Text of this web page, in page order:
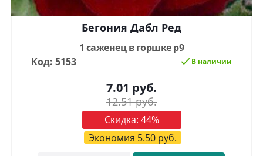
Бегония Дабл Ред
1 саженец в горшке р9
Код: 5153
В наличии
7.01 руб.
12.51руб.
Скидка: 44%
Экономия 5.50руб.